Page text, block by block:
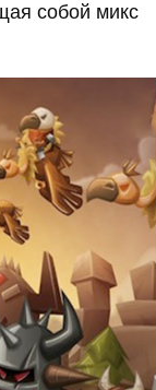
собой микс